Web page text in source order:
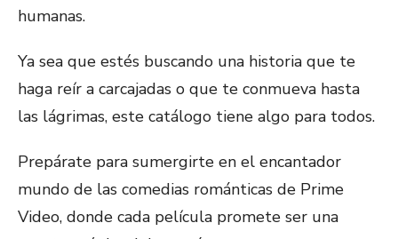
humanas.
Ya sea que estés buscando una historia que te
haga reír a carcajadas o que te conmueva hasta
las lágrimas, este catálogo tiene algo para todos.
Prepárate para sumergirte en el encantador
mundo de las comedias románticas de Prime
Video, donde cada película promete ser una